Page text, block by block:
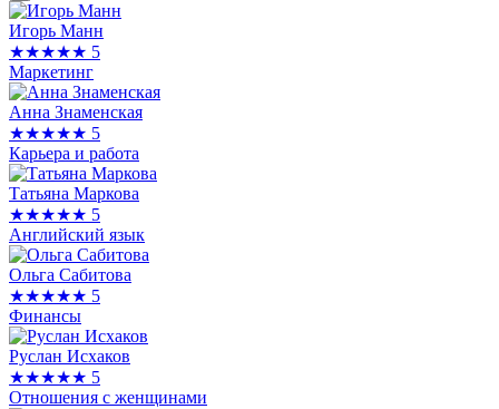
Игорь Манн
★★★★★ 5
Маркетинг
Анна Знаменская
★★★★★ 5
Карьера и работа
Татьяна Маркова
★★★★★ 5
Английский язык
Ольга Сабитова
★★★★★ 5
Финансы
Руслан Исхаков
★★★★★ 5
Отношения с женщинами